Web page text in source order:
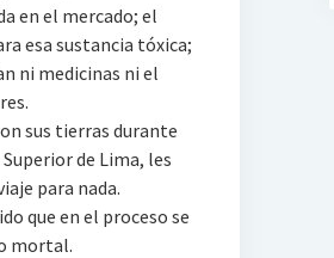
en el mercado; el
esa sustancia tóxica;
ni medicinas ni el
sus tierras durante
de Lima, les
para nada.
que en el proceso se
mortal.